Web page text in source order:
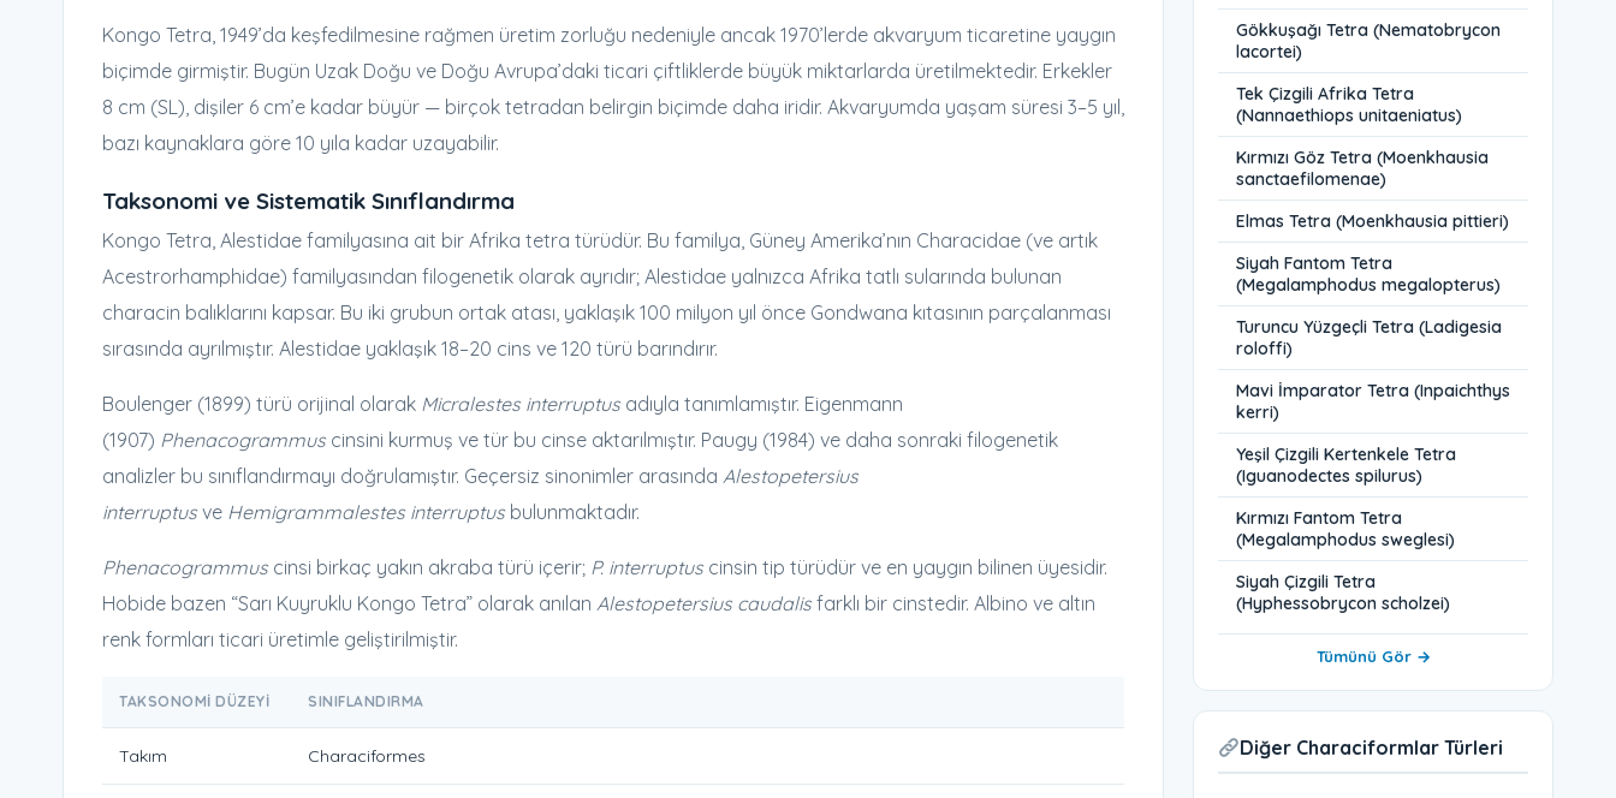
Kongo Tetra, 1949’da keşfedilmesine rağmen üretim zorluğu nedeniyle ancak 1970’lerde akvaryum ticaretine yaygın
biçimde girmiştir. Bugün Uzak Doğu ve Doğu Avrupa’daki ticari çiftliklerde büyük miktarlarda üretilmektedir. Erkekler
8 cm (SL), dişiler 6 cm’e kadar büyür — birçok tetradan belirgin biçimde daha iridir. Akvaryumda yaşam süresi 3–5 yıl,
bazı kaynaklara göre 10 yıla kadar uzayabilir.
Taksonomi ve Sistematik Sınıflandırma
Kongo Tetra, Alestidae familyasına ait bir Afrika tetra türüdür. Bu familya, Güney Amerika’nın Characidae (ve artık
Acestrorhamphidae) familyasından filogenetik olarak ayrıdır; Alestidae yalnızca Afrika tatlı sularında bulunan
characin balıklarını kapsar. Bu iki grubun ortak atası, yaklaşık 100 milyon yıl önce Gondwana kıtasının parçalanması
sırasında ayrılmıştır. Alestidae yaklaşık 18–20 cins ve 120 türü barındırır.
Boulenger (1899) türü orijinal olarak Micralestes interruptus adıyla tanımlamıştır. Eigenmann
(1907) Phenacogrammus cinsini kurmuş ve tür bu cinse aktarılmıştır. Paugy (1984) ve daha sonraki filogenetik
analizler bu sınıflandırmayı doğrulamıştır. Geçersiz sinonimler arasında Alestopetersius
interruptus ve Hemigrammalestes interruptus bulunmaktadır.
Phenacogrammus cinsi birkaç yakın akraba türü içerir; P. interruptus cinsin tip türüdür ve en yaygın bilinen üyesidir.
Hobide bazen “Sarı Kuyruklu Kongo Tetra” olarak anılan Alestopetersius caudalis farklı bir cinstedir. Albino ve altın
renk formları ticari üretimle geliştirilmiştir.
TAKSONOMI DÜZEYI SINIFLANDIRMA
Takım Characiformes
Gökkuşağı Tetra (Nematobrycon
lacortei)
Tek Çizgili Afrika Tetra
(Nannaethiops unitaeniatus)
Kırmızı Göz Tetra (Moenkhausia
sanctaefilomenae)
Elmas Tetra (Moenkhausia pittieri)
Siyah Fantom Tetra
(Megalamphodus megalopterus)
Turuncu Yüzgeçli Tetra (Ladigesia
roloffi)
Mavi İmparator Tetra (Inpaichthys
kerri)
Yeşil Çizgili Kertenkele Tetra
(Iguanodectes spilurus)
Kırmızı Fantom Tetra
(Megalamphodus sweglesi)
Siyah Çizgili Tetra
(Hyphessobrycon scholzei)
Tümünü Gör →
Diğer Characiformlar Türleri